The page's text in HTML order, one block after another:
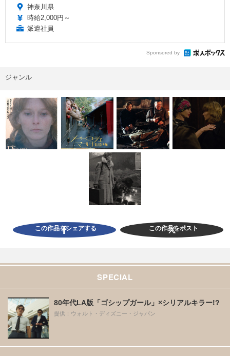
神奈川県
時給2,000円～
派遣社員
Sponsored by
ジャンル
この作品をシェアする この作品をポスト
SPECIAL
80年代LA版「ゴシップガール」×シリアルキラー!?
提供：ウォルト・ディズニー・ジャパン